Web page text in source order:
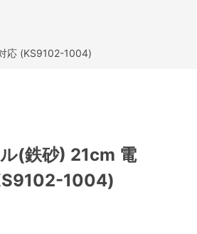
応 (KS9102-1004)
(鉄砂) 21cm 電
1004)